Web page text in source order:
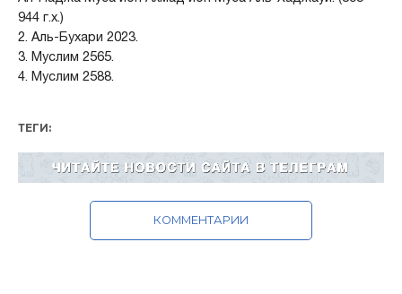
944 г.х.)
2. Аль-Бухари 2023.
3. Муслим 2565.
4. Муслим 2588.
ТЕГИ:
КОММЕНТАРИИ